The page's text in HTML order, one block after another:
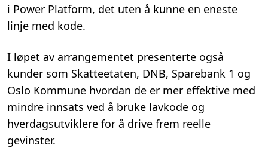
i Power Platform, det uten å kunne en eneste
linje med kode.
I løpet av arrangementet presenterte også
kunder som Skatteetaten, DNB, Sparebank 1 og
Oslo Kommune hvordan de er mer effektive med
mindre innsats ved å bruke lavkode og
hverdagsutviklere for å drive frem reelle
gevinster.